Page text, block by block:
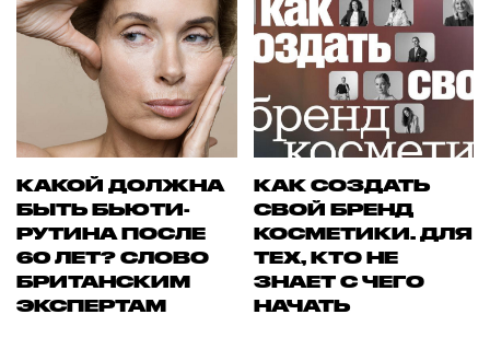
КАКОЙ ДОЛЖНА
БЫТЬ БЬЮТИ-
РУТИНА ПОСЛЕ
60 ЛЕТ? СЛОВО
БРИТАНСКИМ
ЭКСПЕРТАМ
КАК СОЗДАТЬ
СВОЙ БРЕНД
КОСМЕТИКИ. ДЛЯ
ТЕХ, КТО НЕ
ЗНАЕТ С ЧЕГО
НАЧАТЬ